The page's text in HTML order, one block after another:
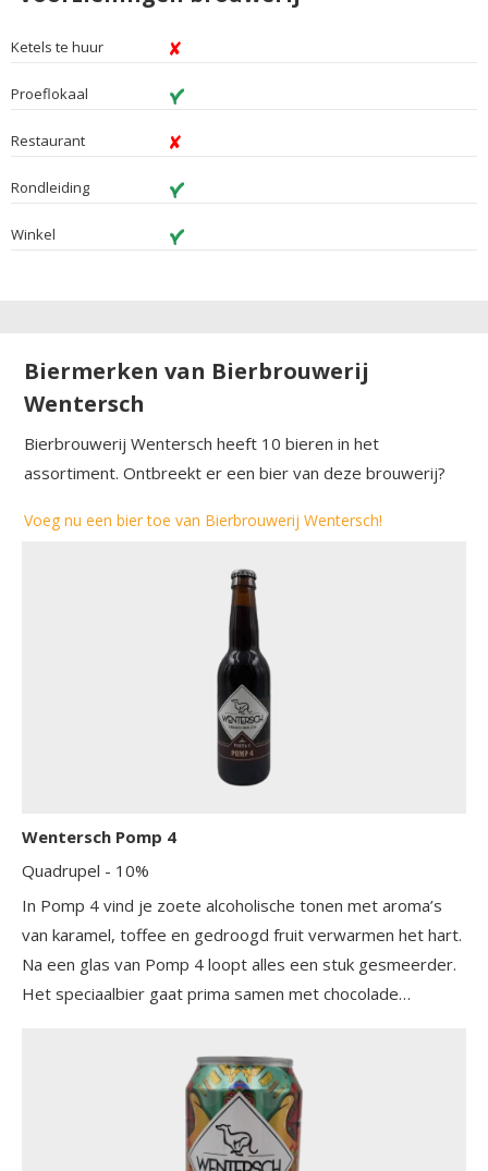
Ketels te huur
Proeflokaal
Restaurant
Rondleiding
Winkel
Biermerken van Bierbrouwerij
Wentersch
Bierbrouwerij Wentersch heeft 10 bieren in het
assortiment. Ontbreekt er een bier van deze brouwerij?
Voeg nu een bier toe van Bierbrouwerij Wentersch!
Wentersch Pomp 4
Quadrupel - 10%
In Pomp 4 vind je zoete alcoholische tonen met aroma’s
van karamel, toffee en gedroogd fruit verwarmen het hart.
Na een glas van Pomp 4 loopt alles een stuk gesmeerder.
Het speciaalbier gaat prima samen met chocolade